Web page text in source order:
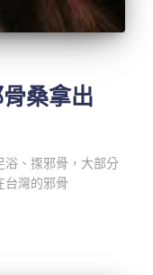
桑拿出
浴、揼邪骨，大部分
台灣的邪骨